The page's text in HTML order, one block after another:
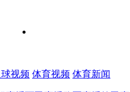
球视频 体育视频 体育新闻